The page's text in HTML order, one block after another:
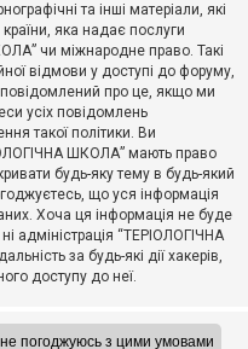
та інші матеріали, які
яка надає послуги
чи міжнародне право. Такі
відмови у доступі до форуму,
про це, якщо ми
усіх повідомлень
такої політики. Ви
ШКОЛА” мають право
будь-яку тему в будь-який
що уся інформація
Хоча ця інформація не буде
адміністрація “ТЕРІОЛОГІЧНА
за будь-які дії хакерів,
доступу до неї.